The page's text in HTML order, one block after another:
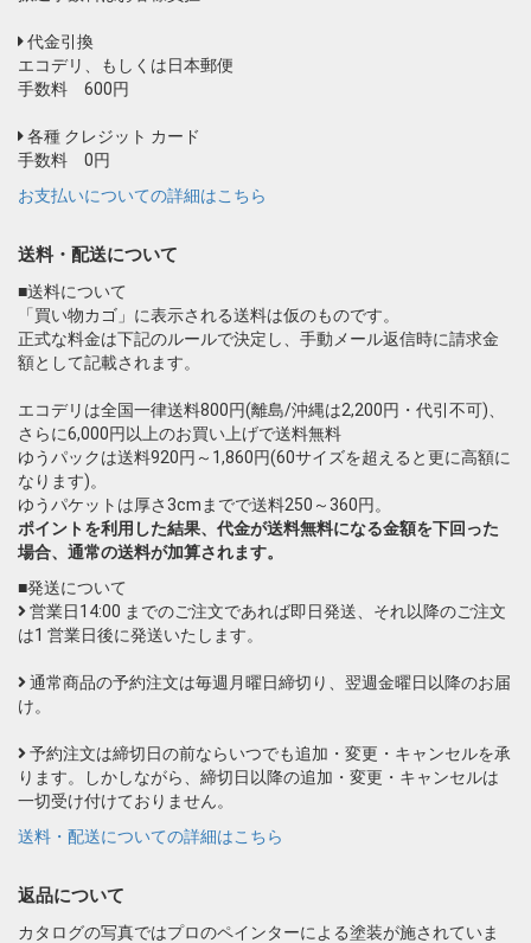
代金引換
エコデリ、もしくは日本郵便
手数料 600円
各種 クレジット カード
手数料 0円
お支払いについての詳細はこちら
送料・配送について
■送料について
「買い物カゴ」に表示される送料は仮のものです。
正式な料金は下記のルールで決定し、手動メール返信時に請求金
額として記載されます。
エコデリは全国一律送料800円(離島/沖縄は2,200円・代引不可)、
さらに6,000円以上のお買い上げで送料無料
ゆうパックは送料920円～1,860円(60サイズを超えると更に高額に
なります)。
ゆうパケットは厚さ3cmまでで送料250～360円。
ポイントを利用した結果、代金が送料無料になる金額を下回った
場合、通常の送料が加算されます。
■発送について
営業日14:00 までのご注文であれば即日発送、それ以降のご注文
は1 営業日後に発送いたします。
通常商品の予約注文は毎週月曜日締切り、翌週金曜日以降のお届
け。
予約注文は締切日の前ならいつでも追加・変更・キャンセルを承
ります。しかしながら、締切日以降の追加・変更・キャンセルは
一切受け付けておりません。
送料・配送についての詳細はこちら
返品について
カタログの写真ではプロのペインターによる塗装が施されていま